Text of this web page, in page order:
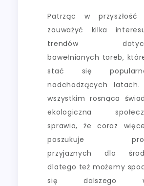
Patrząc w przyszłość
zauważyć kilka
trendów
bawełnianych toreb,
stać się
nadchodzących latach.
wszystkim rosnąca
ekologiczna
sprawia, że coraz
poszukuje
przyjaznych dla
dlatego też możemy
się dalszego